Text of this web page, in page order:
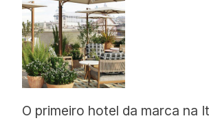
O primeiro hotel da marca na